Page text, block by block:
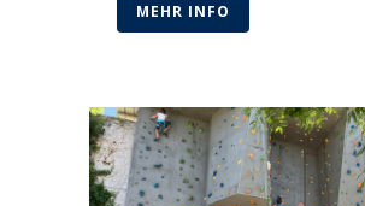
MEHR INFO